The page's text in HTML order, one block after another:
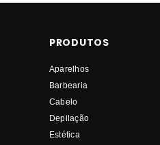
PRODUTOS
Aparelhos
Barbearia
Cabelo
Depilação
Estética